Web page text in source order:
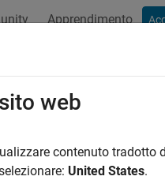
Apprendimento
Navigazione
i workflow di Deep
il Deep Learning
web
contenuto tradotto
United States.